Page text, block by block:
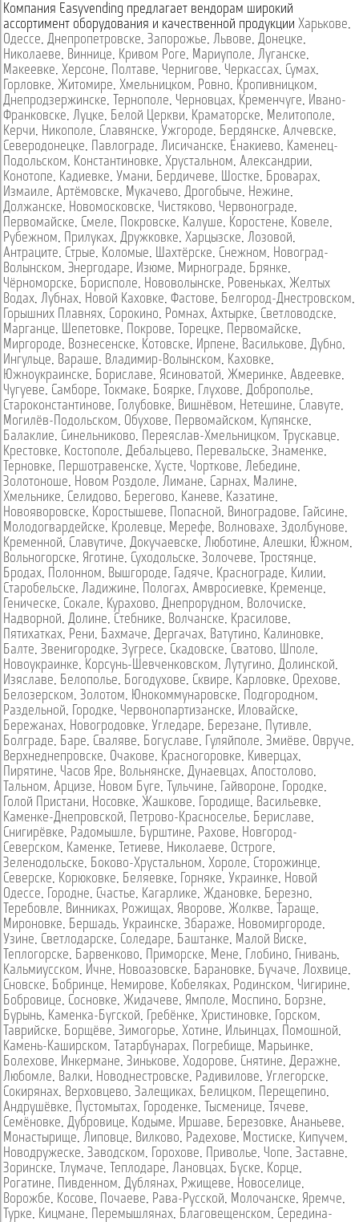
Компания Easyvending предлагает вендорам широкий
ассортимент оборудования и качественной продукции Харькове,
Одессе, Днепропетровске, Запорожье, Львове, Донецке,
Николаеве, Виннице, Кривом Роге, Мариуполе, Луганске,
Макеевке, Херсоне, Полтаве, Чернигове, Черкассах, Сумах,
Горловке, Житомире, Хмельницком, Ровно, Кропивницком,
Днепродзержинске, Тернополе, Черновцах, Кременчуге, Ивано-
Франковске, Луцке, Белой Церкви, Краматорске, Мелитополе,
Керчи, Никополе, Славянске, Ужгороде, Бердянске, Алчевске,
Северодонецке, Павлограде, Лисичанске, Енакиево, Каменец-
Подольском, Константиновке, Хрустальном, Александрии,
Конотопе, Кадиевке, Умани, Бердичеве, Шостке, Броварах,
Измаиле, Артёмовске, Мукачево, Дрогобыче, Нежине,
Должанске, Новомосковске, Чистяково, Червонограде,
Первомайске, Смеле, Покровске, Калуше, Коростене, Ковеле,
Рубежном, Прилуках, Дружковке, Харцызске, Лозовой,
Антраците, Стрые, Коломые, Шахтёрске, Снежном, Новоград-
Волынском, Энергодаре, Изюме, Мирнограде, Брянке,
Чёрноморске, Борисполе, Нововолынске, Ровеньках, Желтых
Водах, Лубнах, Новой Каховке, Фастове, Белгород-Днестровском,
Горышних Плавнях, Сорокино, Ромнах, Ахтырке, Светловодске,
Марганце, Шепетовке, Покрове, Торецке, Первомайске,
Миргороде, Вознесенске, Котовске, Ирпене, Василькове, Дубно,
Ингульце, Вараше, Владимир-Волынском, Каховке,
Южноукраинске, Бориславе, Ясиноватой, Жмеринке, Авдеевке,
Чугуеве, Самборе, Токмаке, Боярке, Глухове, Доброполье,
Староконстантинове, Голубовке, Вишнёвом, Нетешине, Славуте,
Могилёв-Подольском, Обухове, Первомайском, Купянске,
Балаклие, Синельниково, Переяслав-Хмельницком, Трускавце,
Крестовке, Костополе, Дебальцево, Перевальске, Знаменке,
Терновке, Першотравенске, Хусте, Чорткове, Лебедине,
Золотоноше, Новом Роздоле, Лимане, Сарнах, Малине,
Хмельнике, Селидово, Берегово, Каневе, Казатине,
Новояворовске, Коростышеве, Попасной, Виноградове, Гайсине,
Молодогвардейске, Кролевце, Мерефе, Волновахе, Здолбунове,
Кременной, Славутиче, Докучаевске, Люботине, Алешки, Южном,
Вольногорске, Яготине, Суходольске, Золочеве, Тростянце,
Бродах, Полонном, Вышгороде, Гадяче, Краснограде, Килии,
Старобельске, Ладижине, Пологах, Амвросиевке, Кременце,
Геническе, Сокале, Курахово, Днепрорудном, Волочиске,
Надворной, Долине, Стебнике, Волчанске, Красилове,
Пятихатках, Рени, Бахмаче, Дергачах, Ватутино, Калиновке,
Балте, Звенигородке, Зугресе, Скадовске, Сватово, Шполе,
Новоукраинке, Корсунь-Шевченковском, Лутугино, Долинской,
Изяславе, Белополье, Богодухове, Сквире, Карловке, Орехове,
Белозерском, Золотом, Юнокоммунаровске, Подгородном,
Раздельной, Городке, Червонопартизанске, Иловайске,
Бережанах, Новогродовке, Угледаре, Березане, Путивле,
Болграде, Баре, Сваляве, Богуславе, Гуляйполе, Змиёве, Овруче,
Верхнеднепровске, Очакове, Красногоровке, Киверцах,
Пирятине, Часов Яре, Вольнянске, Дунаевцах, Апостолово,
Тальном, Арцизе, Новом Буге, Тульчине, Гайвороне, Городке,
Голой Пристани, Носовке, Жашкове, Городище, Васильевке,
Каменке-Днепровской, Петрово-Красноселье, Бериславе,
Снигирёвке, Радомышле, Бурштине, Рахове, Новгород-
Северском, Каменке, Тетиеве, Николаеве, Остроге,
Зеленодольске, Боково-Хрустальном, Хороле, Сторожинце,
Северске, Корюковке, Беляевке, Горняке, Украинке, Новой
Одессе, Городне, Счастье, Кагарлике, Ждановке, Березно,
Теребовле, Винниках, Рожищах, Яворове, Жолкве, Тараще,
Мироновке, Бершадь, Украинске, Збараже, Новомиргороде,
Узине, Светлодарске, Соледаре, Баштанке, Малой Виске,
Теплогорске, Барвенково, Приморске, Мене, Глобино, Гнивань,
Кальмиусском, Ичне, Новоазовске, Барановке, Бучаче, Лохвице,
Сновске, Бобринце, Немирове, Кобеляках, Родинском, Чигирине,
Бобровице, Сосновке, Жидачеве, Ямполе, Моспино, Борзне,
Бурынь, Каменка-Бугской, Гребёнке, Христиновке, Горском,
Таврийске, Борщёве, Зимогорье, Хотине, Ильинцах, Помошной,
Камень-Каширском, Татарбунарах, Погребище, Марьинке,
Болехове, Инкермане, Зинькове, Ходорове, Снятине, Деражне,
Любомле, Валки, Новоднестровске, Радивилове, Углегорске,
Сокирянах, Верховцево, Залещиках, Белицком, Перещепино,
Андрушёвке, Пустомытах, Городенке, Тысменице, Тячеве,
Семёновке, Дубровице, Кодыме, Иршаве, Березовке, Ананьеве,
Монастырище, Липовце, Вилково, Радехове, Мостиске, Кипучем,
Новодружеске, Заводском, Горохове, Приволье, Чопе, Заставне,
Зоринске, Тлумаче, Теплодаре, Лановцах, Буске, Корце,
Рогатине, Пивденном, Дублянах, Ржищеве, Новоселице,
Ворожбе, Косове, Почаеве, Рава-Русской, Молочанске, Яремче,
Турке, Кицмане, Перемышлянах, Благовещенском, Середина-